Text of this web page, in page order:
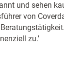
und sehen
von
zu.'